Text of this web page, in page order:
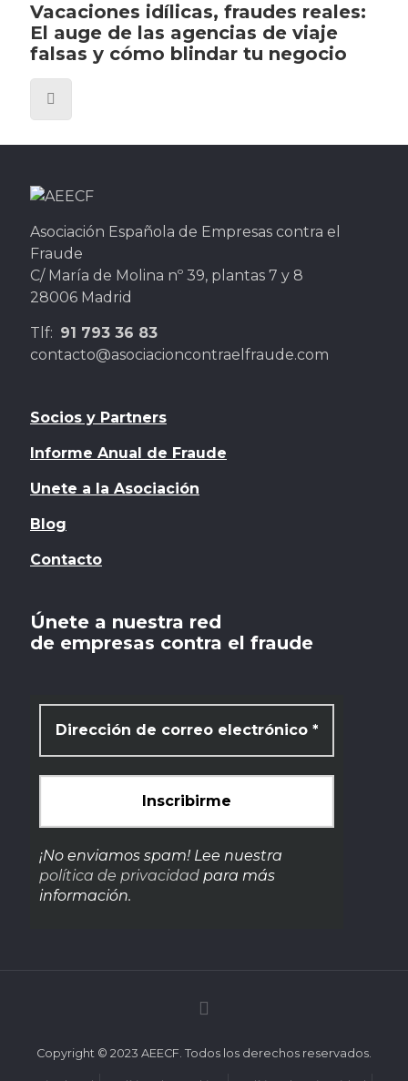
Vacaciones idílicas, fraudes reales:
El auge de las agencias de viaje
falsas y cómo blindar tu negocio
Asociación Española de Empresas contra el
Fraude
C/ María de Molina nº 39, plantas 7 y 8
28006 Madrid
Tlf: 91 793 36 83
contacto@asociacioncontraelfraude.com
Socios y Partners
Informe Anual de Fraude
Unete a la Asociación
Blog
Contacto
Únete a nuestra red
de empresas contra el fraude
¡No enviamos spam! Lee nuestra
política de privacidad para más
información.
Copyright © 2023 AEECF. Todos los derechos reservados.